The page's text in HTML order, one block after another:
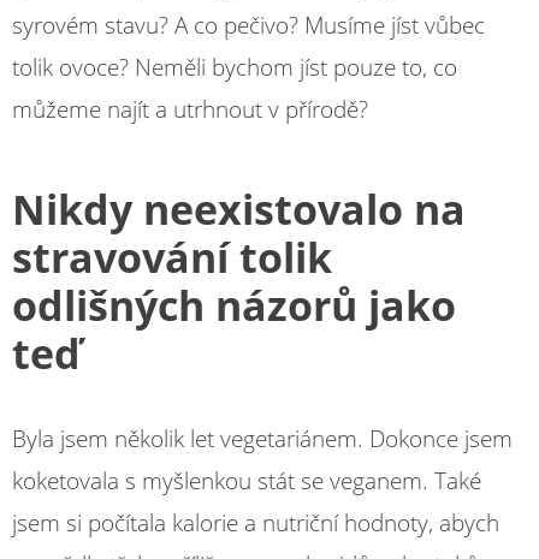
syrovém stavu? A co pečivo? Musíme jíst vůbec
tolik ovoce? Neměli bychom jíst pouze to, co
můžeme najít a utrhnout v přírodě?
Nikdy neexistovalo na
stravování tolik
odlišných názorů jako
teď
Byla jsem několik let vegetariánem. Dokonce jsem
koketovala s myšlenkou stát se veganem. Také
jsem si počítala kalorie a nutriční hodnoty, abych